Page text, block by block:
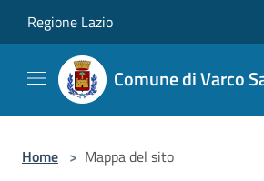
Regione Lazio
Comune di Varco
Home > Mappa del sito